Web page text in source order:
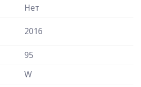
Нет
2016
95
W